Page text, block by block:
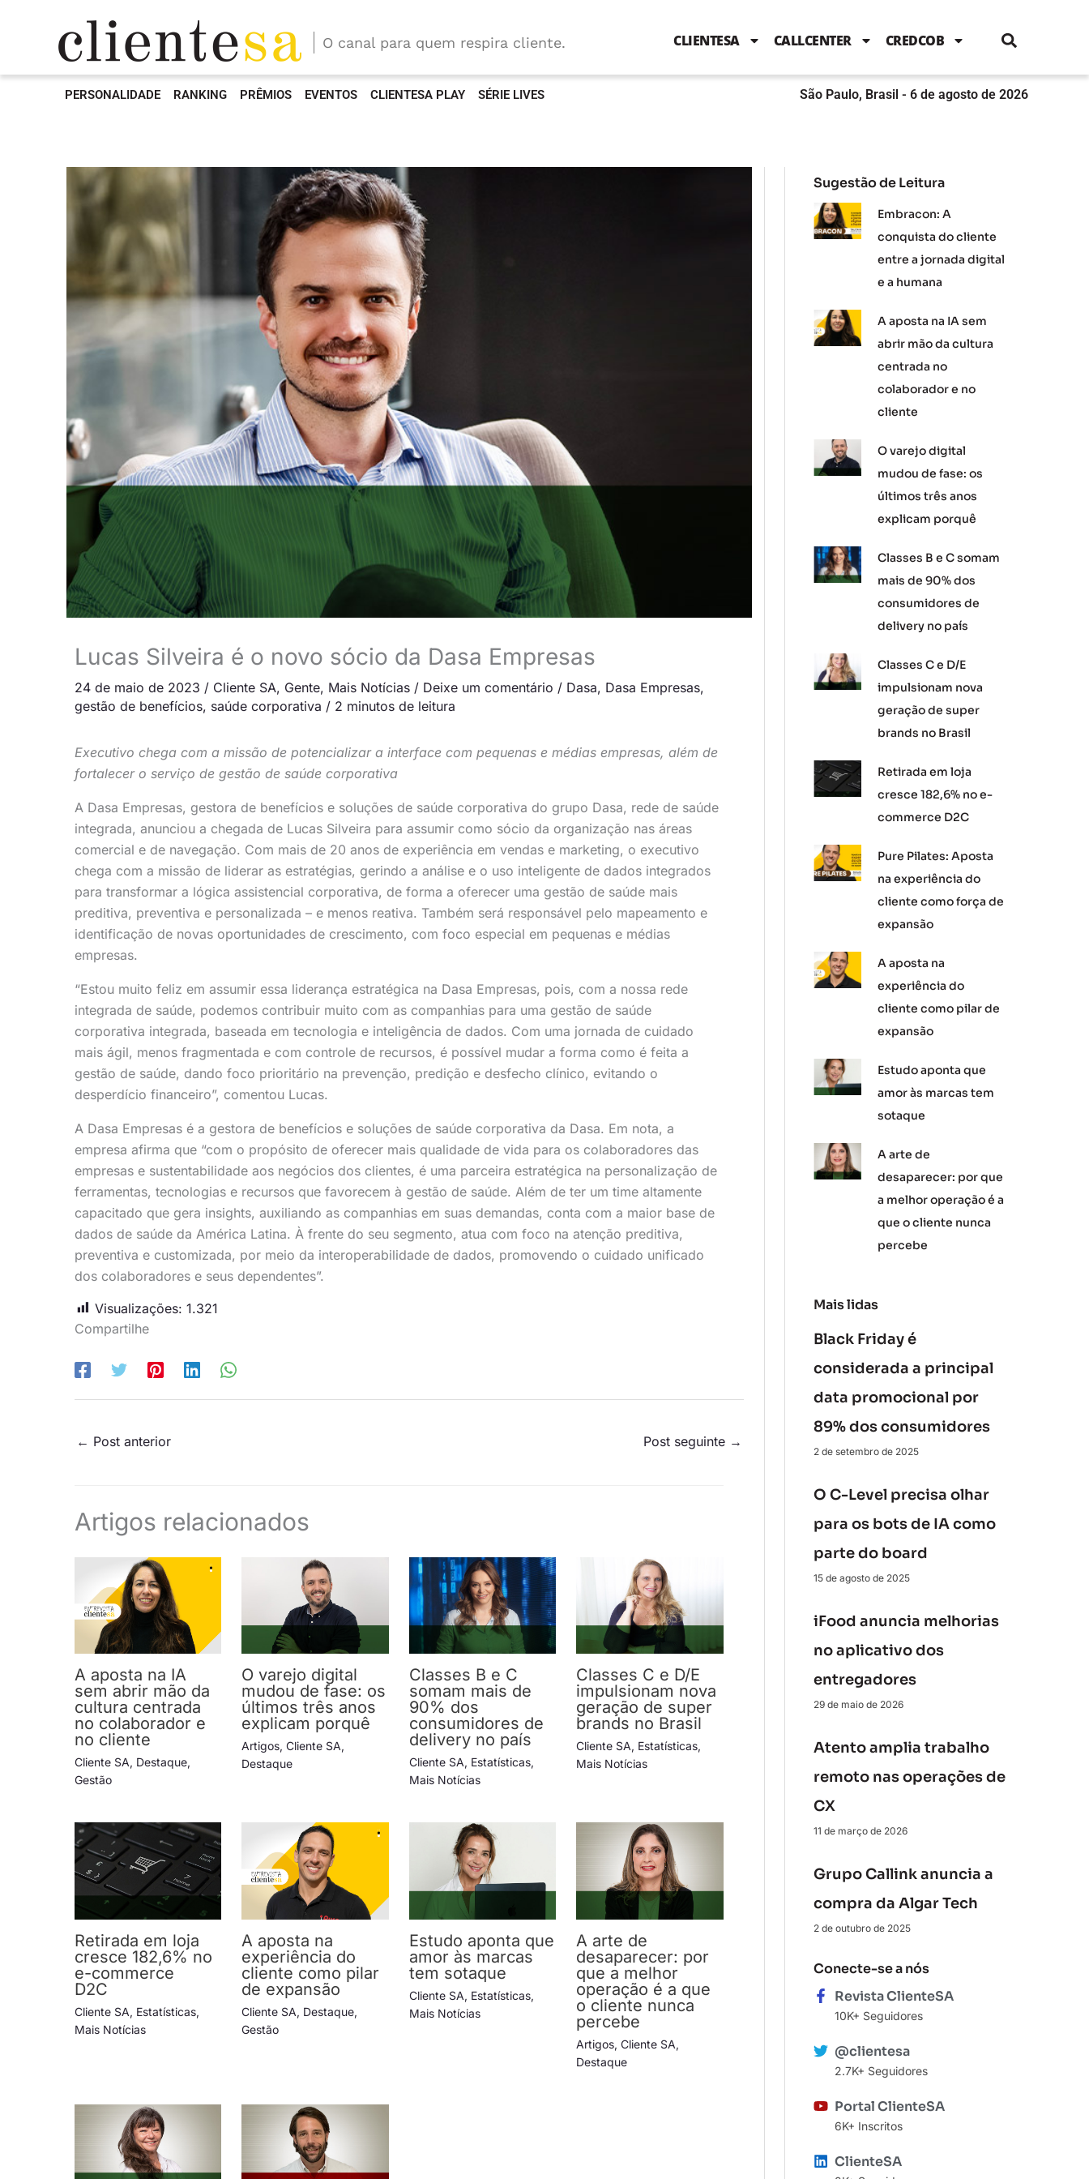
b
o
k
t
e
b
n
g
a
m
O canal para quem respira cliente. CLIENTESA CALLCENTER CREDCOB
PERSONALIDADE RANKING PRÊMIOS EVENTOS CLIENTESA PLAY SÉRIE LIVES São Paulo, Brasil - 6 de agosto de 2026
Lucas Silveira é o novo sócio da Dasa Empresas
24 de maio de 2023 / Cliente SA, Gente, Mais Notícias / Deixe um comentário / Dasa, Dasa Empresas,
gestão de benefícios, saúde corporativa / 2 minutos de leitura
Executivo chega com a missão de potencializar a interface com pequenas e médias empresas, além de
fortalecer o serviço de gestão de saúde corporativa
A Dasa Empresas, gestora de benefícios e soluções de saúde corporativa do grupo Dasa, rede de saúde
integrada, anunciou a chegada de Lucas Silveira para assumir como sócio da organização nas áreas
comercial e de navegação. Com mais de 20 anos de experiência em vendas e marketing, o executivo
chega com a missão de liderar as estratégias, gerindo a análise e o uso inteligente de dados integrados
para transformar a lógica assistencial corporativa, de forma a oferecer uma gestão de saúde mais
preditiva, preventiva e personalizada – e menos reativa. Também será responsável pelo mapeamento e
identificação de novas oportunidades de crescimento, com foco especial em pequenas e médias
empresas.
“Estou muito feliz em assumir essa liderança estratégica na Dasa Empresas, pois, com a nossa rede
integrada de saúde, podemos contribuir muito com as companhias para uma gestão de saúde
corporativa integrada, baseada em tecnologia e inteligência de dados. Com uma jornada de cuidado
mais ágil, menos fragmentada e com controle de recursos, é possível mudar a forma como é feita a
gestão de saúde, dando foco prioritário na prevenção, predição e desfecho clínico, evitando o
desperdício financeiro”, comentou Lucas.
A Dasa Empresas é a gestora de benefícios e soluções de saúde corporativa da Dasa. Em nota, a
empresa afirma que “com o propósito de oferecer mais qualidade de vida para os colaboradores das
empresas e sustentabilidade aos negócios dos clientes, é uma parceira estratégica na personalização de
ferramentas, tecnologias e recursos que favorecem à gestão de saúde. Além de ter um time altamente
capacitado que gera insights, auxiliando as companhias em suas demandas, conta com a maior base de
dados de saúde da América Latina. À frente do seu segmento, atua com foco na atenção preditiva,
preventiva e customizada, por meio da interoperabilidade de dados, promovendo o cuidado unificado
dos colaboradores e seus dependentes”.
Visualizações: 1.321
Compartilhe
← Post anterior Post seguinte →
Artigos relacionados
A aposta na IA
sem abrir mão da
cultura centrada
no colaborador e
no cliente
Cliente SA, Destaque,
Gestão
O varejo digital
mudou de fase: os
últimos três anos
explicam porquê
Artigos,Cliente SA,
Destaque
Classes B e C
somam mais de
90% dos
consumidores de
delivery no país
Cliente SA, Estatísticas,
Mais Notícias
Classes C e D/E
impulsionam nova
geração de super
brands no Brasil
Cliente SA, Estatísticas,
Mais Notícias
Retirada em loja
cresce 182,6% no
e-commerce
D2C
Cliente SA, Estatísticas,
Mais Notícias
A aposta na
experiência do
cliente como pilar
de expansão
Cliente SA, Destaque,
Gestão
Estudo aponta que
amor às marcas
tem sotaque
Cliente SA, Estatísticas,
Mais Notícias
A arte de
desaparecer: por
que a melhor
operação é a que
o cliente nunca
percebe
Artigos,Cliente SA,
Destaque
Sugestão de Leitura
Embracon: A
conquista do cliente
entre a jornada digital
e a humana
A aposta na IA sem
abrir mão da cultura
centrada no
colaborador e no
cliente
O varejo digital
mudou de fase: os
últimos três anos
explicam porquê
Classes B e C somam
mais de 90% dos
consumidores de
delivery no país
Classes C e D/E
impulsionam nova
geração de super
brands no Brasil
Retirada em loja
cresce 182,6% no e-
commerce D2C
Pure Pilates: Aposta
na experiência do
cliente como força de
expansão
A aposta na
experiência do
cliente como pilar de
expansão
Estudo aponta que
amor às marcas tem
sotaque
A arte de
desaparecer: por que
a melhor operação é a
que o cliente nunca
percebe
Mais lidas
Black Friday é
considerada a principal
data promocional por
89% dos consumidores
2 de setembro de 2025
O C-Level precisa olhar
para os bots de IA como
parte do board
15 de agosto de 2025
iFood anuncia melhorias
no aplicativo dos
entregadores
29 de maio de 2026
Atento amplia trabalho
remoto nas operações de
CX
11 de março de 2026
Grupo Callink anuncia a
compra da Algar Tech
2 de outubro de 2025
Conecte-se a nós
Revista ClienteSA
10K+ Seguidores
@clientesa
2.7K+ Seguidores
Portal ClienteSA
6K+ Inscritos
ClienteSA